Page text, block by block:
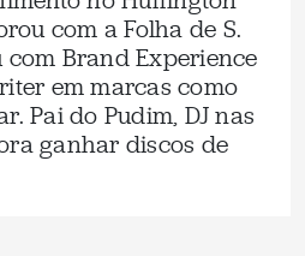
com a Folha de S.
Brand Experience
em marcas como
Pai do Pudim, DJ nas
ganhar discos de